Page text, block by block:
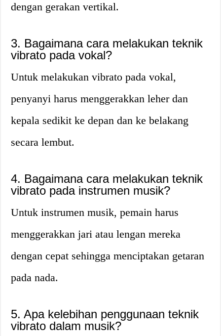
dengan gerakan vertikal.
3. Bagaimana cara melakukan teknik
vibrato pada vokal?
Untuk melakukan vibrato pada vokal,
penyanyi harus menggerakkan leher dan
kepala sedikit ke depan dan ke belakang
secara lembut.
4. Bagaimana cara melakukan teknik
vibrato pada instrumen musik?
Untuk instrumen musik, pemain harus
menggerakkan jari atau lengan mereka
dengan cepat sehingga menciptakan getaran
pada nada.
5. Apa kelebihan penggunaan teknik
vibrato dalam musik?